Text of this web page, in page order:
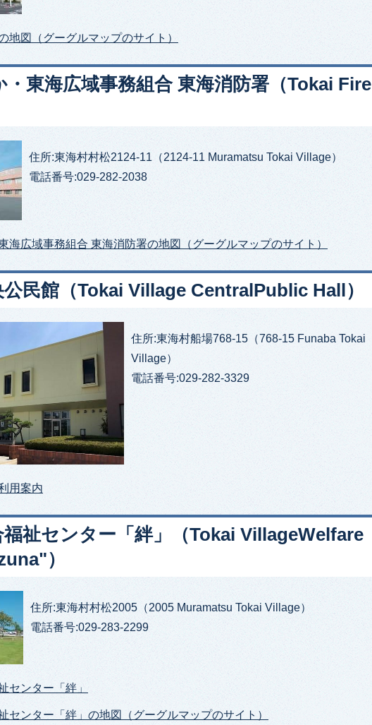
地図（グーグルマップのサイト）
・東海広域事務組合 東海消防署（Tokai Fire
住所:東海村村松2124-11（2124-11 Muramatsu Tokai Village）
電話番号:029-282-2038
海広域事務組合 東海消防署の地図（グーグルマップのサイト）
民館（Tokai Village CentralPublic Hall）
住所:東海村船場768-15（768-15 Funaba Tokai
Village）
電話番号:029-282-3329
用案内
福祉センター「絆」（Tokai VillageWelfare
）
住所:東海村村松2005（2005 Muramatsu Tokai Village）
電話番号:029-283-2299
センター「絆」
センター「絆」の地図（グーグルマップのサイト）